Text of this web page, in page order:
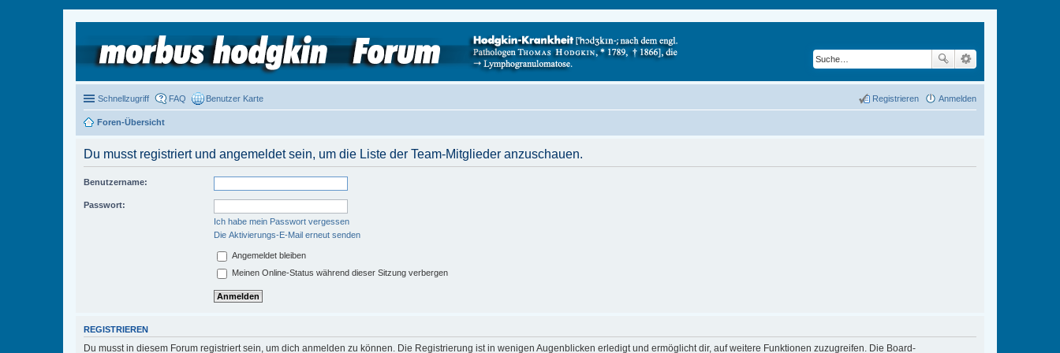
Schnellzugriff FAQ Benutzer Karte Anmelden
Registrieren
Foren-Übersicht
Du musst registriert und angemeldet sein, um die Liste der Team-Mitglieder anzuschauen.
Benutzername:
Passwort:
Ich habe mein Passwort vergessen
Die Aktivierungs-E-Mail erneut senden
Angemeldet bleiben
Meinen Online-Status während dieser Sitzung verbergen
REGISTRIEREN
Du musst in diesem Forum registriert sein, um dich anmelden zu können. Die Registrierung ist in wenigen Augenblicken erledigt und ermöglicht dir, auf weitere Funktionen zuzugreifen. Die Board-